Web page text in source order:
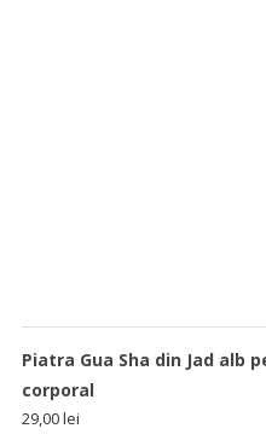
Piatra Gua Sha din Jad alb
corporal
29,00lei